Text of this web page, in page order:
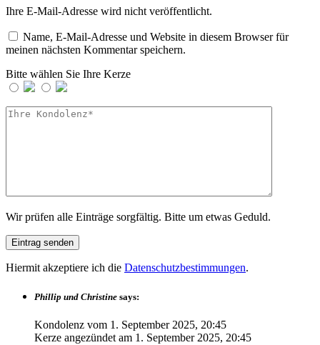
Ihre E-Mail-Adresse wird nicht veröffentlicht.
Name, E-Mail-Adresse und Website in diesem Browser für
meinen nächsten Kommentar speichern.
Bitte wählen Sie Ihre Kerze
Wir prüfen alle Einträge sorgfältig. Bitte um etwas Geduld.
Hiermit akzeptiere ich die Datenschutzbestimmungen.
Phillip und Christine says:
Kondolenz vom 1. September 2025, 20:45
Kerze angezündet am 1. September 2025, 20:45